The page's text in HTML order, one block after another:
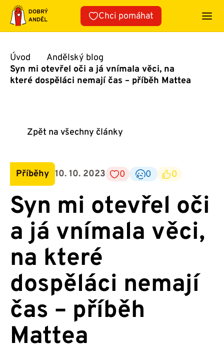
Přeskočit
obsah
Chci pomáhat
Úvod
Andělský blog
Syn mi otevřel oči a já vnímala věci, na
které dospěláci nemají čas – příběh Mattea
Zpět na všechny články
Příběhy 10. 10. 2023 0 0 0
Syn mi otevřel oči
a já vnímala věci,
na které
dospěláci nemají
čas – příběh
Mattea